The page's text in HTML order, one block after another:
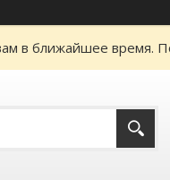
в ближайшее время.